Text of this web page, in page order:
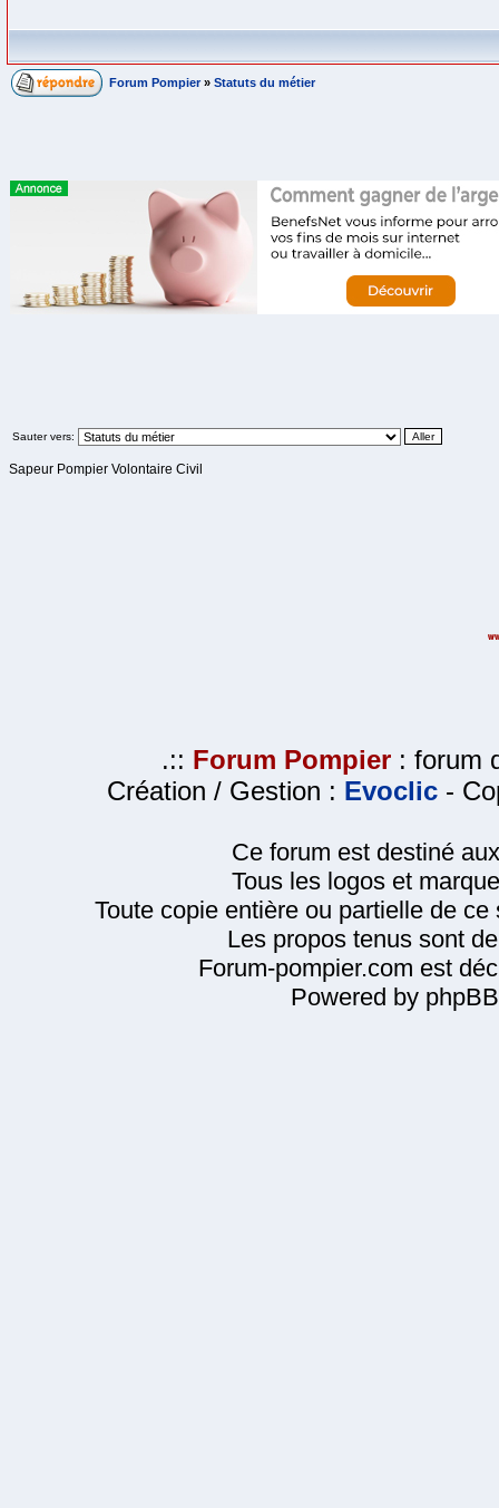
Forum Pompier » Statuts du métier
Sauter vers:
Sapeur Pompier Volontaire Civil
.:: Forum Pompier : forum
Création / Gestion : Evoclic -
Ce forum est destiné
Tous les logos et
Toute copie entière ou partielle de
Les propos tenus sont
Forum-pompier.com est
Powered by